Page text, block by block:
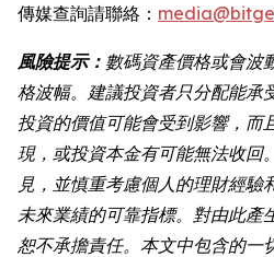
傳媒查詢請聯絡：
風險提示： 數碼資產價格或會波
格波幅。建議投資者只分配能承
投資的價值可能會受到影響，而
現，或投資本金有可能無法收回
見，並慎重考慮個人的理財經驗
未來業績的可靠指標。對由此
恕不承擔責任。本文中包含的一